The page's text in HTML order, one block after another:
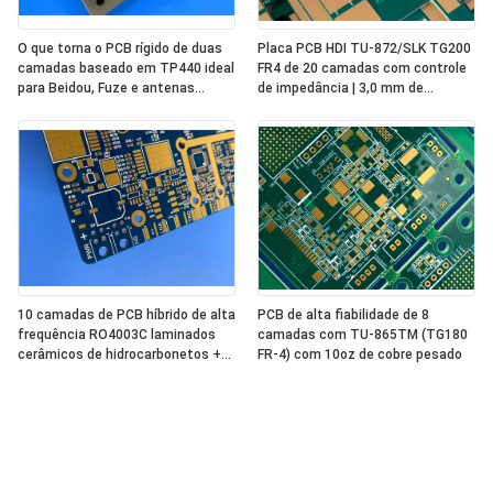
O que torna o PCB rígido de duas
camadas baseado em TP440 ideal
para Beidou, Fuze e antenas
Placa PCB HDI TU-872/SLK TG200
FR4 de 20 camadas com controle
de impedância | 3,0 mm de
Paládio-Ouro
10 camadas de PCB híbrido de alta
frequência RO4003C laminados
cerâmicos de hidrocarbonetos +
PCB de alta fiabilidade de 8
camadas com TU-865TM (TG180
FR-4) com 10oz de cobre pesado